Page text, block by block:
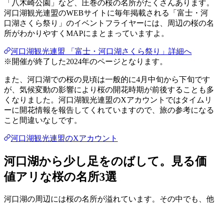
「八木崎公園」など、圧巻の桜の名所がたくさんあります。
河口湖観光連盟のWEBサイトに毎年掲載される「富士・河
口湖さくら祭り」のイベントフライヤーには、周辺の桜の名
所がわかりやすくMAPにまとまっていますよ。
河口湖観光連盟 「富士・河口湖さくら祭り」詳細へ
※開催が終了した2024年のページとなります。
また、河口湖での桜の見頃は一般的に4月中旬から下旬です
が、気候変動の影響により桜の開花時期が前後することも多
くなりました。河口湖観光連盟のXアカウントではタイムリ
ーに開花情報を報告してくれていますので、旅の参考になる
こと間違いなしです。
河口湖観光連盟のXアカウント
河口湖から少し足をのばして。見る価
値アリな桜の名所3選
河口湖の周辺には桜の名所が溢れています。その中でも、他